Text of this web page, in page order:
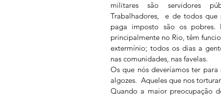
militares são servidores
Trabalhadores,  e de todos
paga imposto são os pobres.
principalmente no Rio, têm
extermínio; todos os dias a
nas comunidades, nas favelas.
Os que nós deveríamos ter
algozes.  Aqueles que nos
Quando a maior preocupação